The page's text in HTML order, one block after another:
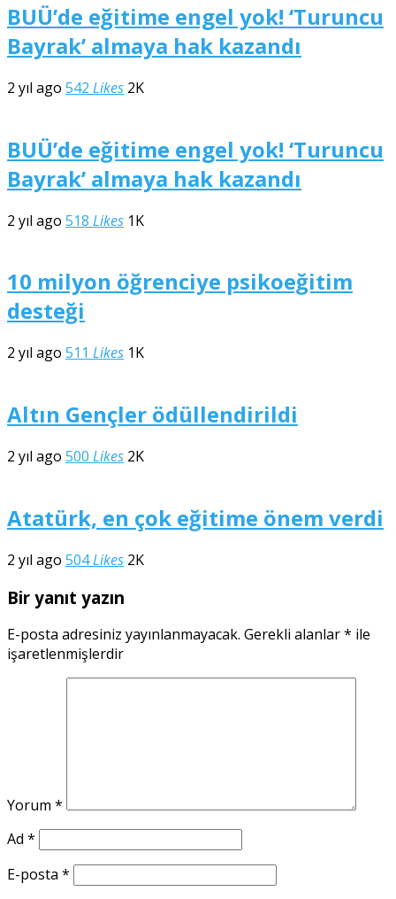
BUÜ’de eğitime engel yok! ‘Turuncu
Bayrak’ almaya hak kazandı
2 yıl ago 542 Likes 2K
BUÜ’de eğitime engel yok! ‘Turuncu
Bayrak’ almaya hak kazandı
2 yıl ago 518 Likes 1K
10 milyon öğrenciye psikoeğitim
desteği
2 yıl ago 511 Likes 1K
Altın Gençler ödüllendirildi
2 yıl ago 500 Likes 2K
Atatürk, en çok eğitime önem verdi
2 yıl ago 504Likes 2K
Bir yanıt yazın
E-posta adresiniz yayınlanmayacak. Gerekli alanlar* ile
işaretlenmişlerdir
Yorum *
Ad *
E-posta *